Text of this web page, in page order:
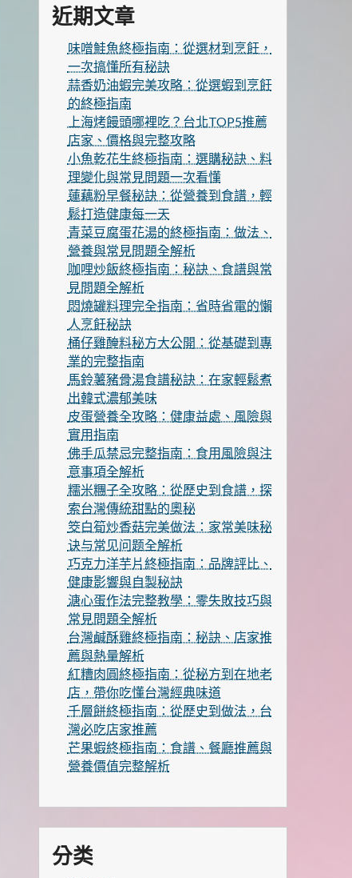
近期文章
味噌鮭魚終極指南：從選材到烹飪，
一次搞懂所有秘訣
蒜香奶油蝦完美攻略：從選蝦到烹飪
的終極指南
上海烤饅頭哪裡吃？台北TOP5推薦
店家、價格與完整攻略
小魚乾花生終極指南：選購秘訣、料
理變化與常見問題一次看懂
蓮藕粉早餐秘訣：從營養到食譜，輕
鬆打造健康每一天
青菜豆腐蛋花湯的終極指南：做法、
營養與常見問題全解析
咖哩炒飯終極指南：秘訣、食譜與常
見問題全解析
悶燒罐料理完全指南：省時省電的懶
人烹飪秘訣
桶仔雞醃料秘方大公開：從基礎到專
業的完整指南
馬鈴薯豬骨湯食譜秘訣：在家輕鬆煮
出韓式濃郁美味
皮蛋營養全攻略：健康益處、風險與
實用指南
佛手瓜禁忌完整指南：食用風險與注
意事項全解析
糯米糰子全攻略：從歷史到食譜，探
索台灣傳統甜點的奧秘
筊白筍炒香菇完美做法：家常美味秘
诀与常见问题全解析
巧克力洋芋片終極指南：品牌評比、
健康影響與自製秘訣
溏心蛋作法完整教學：零失敗技巧與
常見問題全解析
台灣鹹酥雞終極指南：秘訣、店家推
薦與熱量解析
紅糟肉圓終極指南：從秘方到在地老
店，帶你吃懂台灣經典味道
千層餅終極指南：從歷史到做法，台
灣必吃店家推薦
芒果蝦終極指南：食譜、餐廳推薦與
營養價值完整解析
分类